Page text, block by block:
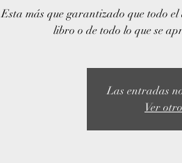
Esta más que garantizado que todo el
libro o de todo lo que se
Las entradas
Ver